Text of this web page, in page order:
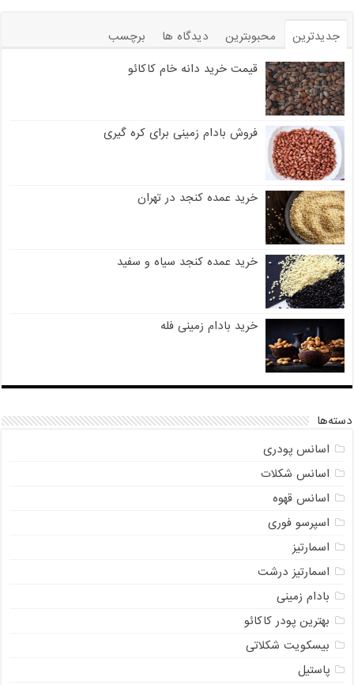
جدیدترین محبوبترین دیدگاه ها
برچسب
قیمت خرید دانه خام کاکائو
فروش بادام زمینی برای کره گیری
خرید عمده کنجد در تهران
خرید عمده کنجد سیاه و سفید
خرید بادام زمینی فله
دسته‌ها
اسانس پودری
اسانس شکلات
اسانس قهوه
اسپرسو فوری
اسمارتیز
اسمارتیز درشت
بادام زمینی
بهترین پودر کاکائو
بیسکویت شکلاتی
پاستیل